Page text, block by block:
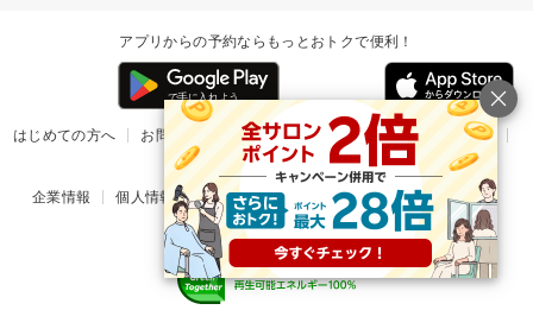
アプリからの予約ならもっとおトクで便利！
はじめての方へ お問い合わせ ヘルプ リリース情報
利用規約
掲載ご希望のサロン様
企業情報 個人情報保護方針 楽天のサービス一覧 アプリ一覧
© Rakuten Group, Inc.